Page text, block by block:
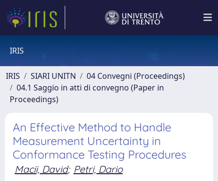
IRIS
IRIS SIARI UNITN
04 Convegni (Proceedings)
04.1 Saggio in atti di convegno (Paper in
Proceedings)
An Effective Method to Handle
Measurement Uncertainty in
Conformance Testing Procedures
Macii, David; Petri, Dario